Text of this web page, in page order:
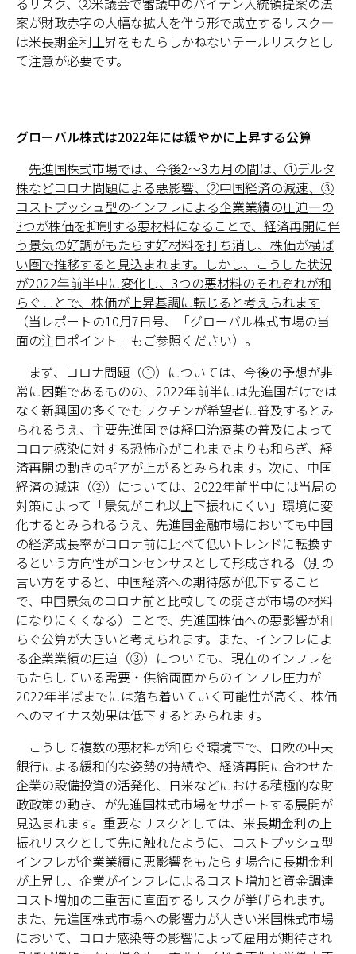
案が財政赤字の大幅な拡大を伴う形で成立するリスク―
は米長期金利上昇をもたらしかねないテールリスクとし
て注意が必要です。
グローバル株式は2022年には緩やかに上昇する公算
先進国株式市場では、今後2～3カ月の間は、①デルタ
株などコロナ問題による悪影響、➁中国経済の減速、➂
コストプッシュ型のインフレによる企業業績の圧迫―の
3つが株価を抑制する悪材料になることで、経済再開に伴
う景気の好調がもたらす好材料を打ち消し、株価が横ば
い圏で推移すると見込まれます。しかし、こうした状況
が2022年前半中に変化し、3つの悪材料のそれぞれが和
らぐことで、株価が上昇基調に転じると考えられます
（当レポートの10月7日号、「グローバル株式市場の当
面の注目ポイント」もご参照ください）。
まず、コロナ問題（①）については、今後の予想が非
常に困難であるものの、2022年前半には先進国だけでは
なく新興国の多くでもワクチンが希望者に普及するとみ
られるうえ、主要先進国では経口治療薬の普及によって
コロナ感染に対する恐怖心がこれまでよりも和らぎ、経
済再開の動きのギアが上がるとみられます。次に、中国
経済の減速（➁）については、2022年前半中には当局の
対策によって「景気がこれ以上下振れにくい」環境に変
化するとみられるうえ、先進国金融市場においても中国
の経済成長率がコロナ前に比べて低いトレンドに転換す
るという方向性がコンセンサスとして形成される（別の
言い方をすると、中国経済への期待感が低下すること
で、中国景気のコロナ前と比較しての弱さが市場の材料
になりにくくなる）ことで、先進国株価への悪影響が和
らぐ公算が大きいと考えられます。また、インフレによ
る企業業績の圧迫（➂）についても、現在のインフレを
もたらしている需要・供給両面からのインフレ圧力が
2022年半ばまでには落ち着いていく可能性が高く、株価
へのマイナス効果は低下するとみられます。
こうして複数の悪材料が和らぐ環境下で、日欧の中央
銀行による緩和的な姿勢の持続や、経済再開に合わせた
企業の設備投資の活発化、日米などにおける積極的な財
政政策の動き、が先進国株式市場をサポートする展開が
見込まれます。重要なリスクとしては、米長期金利の上
振れリスクとして先に触れたように、コストプッシュ型
インフレが企業業績に悪影響をもたらす場合に長期金利
が上昇し、企業がインフレによるコスト増加と資金調達
コスト増加の二重苦に直面するリスクが挙げられます。
また、先進国株式市場への影響力が大きい米国株式市場
において、コロナ感染等の影響によって雇用が期待され